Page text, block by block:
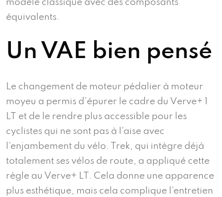
modèle classique avec des composants
équivalents.
Un VAE bien pensé
Le changement de moteur pédalier à moteur
moyeu a permis d’épurer le cadre du Verve+ 1
LT et de le rendre plus accessible pour les
cyclistes qui ne sont pas à l’aise avec
l’enjambement du vélo. Trek, qui intègre déjà
totalement ses vélos de route, a appliqué cette
règle au Verve+ LT. Cela donne une apparence
plus esthétique, mais cela complique l’entretien